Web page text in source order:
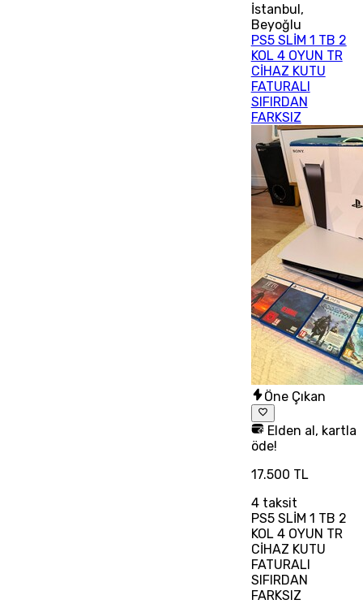
İstanbul,
Beyoğlu
PS5 SLİM 1 TB 2
KOL 4 OYUN TR
CİHAZ KUTU
FATURALI
SIFIRDAN
FARKSIZ
Öne Çıkan
Elden al, kartla
öde!
17.500 TL
4taksit
PS5 SLİM 1 TB 2
KOL 4 OYUN TR
CİHAZ KUTU
FATURALI
SIFIRDAN
FARKSIZ